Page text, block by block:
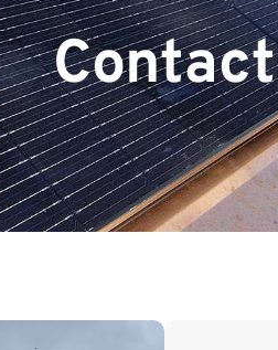
Contact